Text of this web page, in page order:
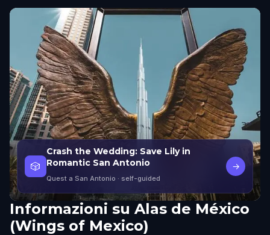
🎲
Crash the Wedding: Save Lily in
Romantic San Antonio
Quest a San Antonio · self-guided
→
Informazioni su Alas de México
(Wings of Mexico)